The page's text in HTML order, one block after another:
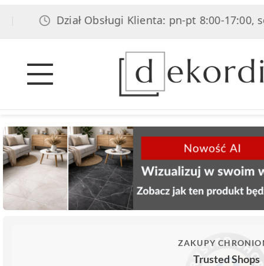
Dział Obsługi Klienta: pn-pt 8:00-17:00, sob
ZAKUPY
Trusted Shops